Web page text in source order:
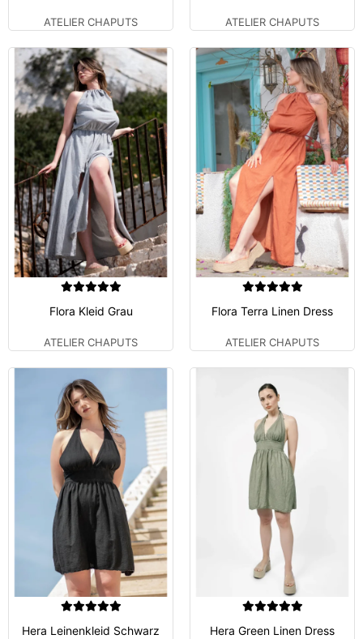
ATELIER CHAPUTS ATELIER CHAPUTS
Flora Kleid Grau
ATELIER CHAPUTS
Flora Terra Linen Dress
ATELIER CHAPUTS
Hera Leinenkleid Schwarz Hera Green Linen Dress